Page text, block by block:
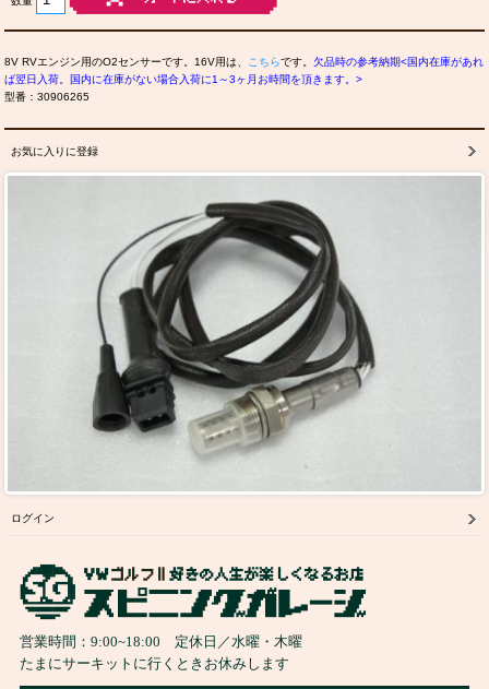
8V RVエンジン用のO2センサーです。16V用は、 こちらです。 欠品時の参考納期<国内在庫があれ
ば翌日入荷。国内に在庫がない場合入荷に1～3ヶ月お時間を頂きます。>
型番：30906265
お気に入りに登録
ログイン
営業時間： 9:00~18:00 定休日／水曜・木曜
たまにサーキットに行くときお休みします